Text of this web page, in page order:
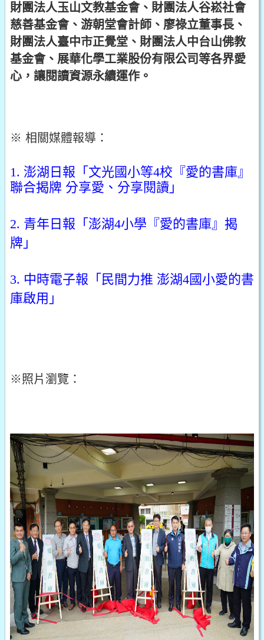
財團法人玉山文教基金會、財團法人谷崧社會
慈善基金會、游朝堂會計師、廖祿立董事長、
財團法人臺中市正覺堂、財團法人中台山佛教
基金會、展華化學工業股份有限公司等各界愛
心，讓閱讀資源永續運作。
※ 相關媒體報導：
1. 澎湖日報 「文光國小等4校『愛的書庫』
聯合揭牌 分享愛、分享閱讀」
2. 青年日報 「澎湖4小學『愛的書庫』揭
牌」
3. 中時電子報 「民間力推 澎湖4國小愛的書
庫啟用」
※照片瀏覽：